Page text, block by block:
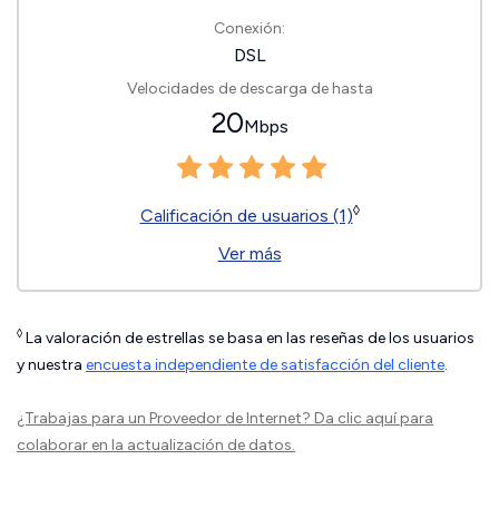
Conexión:
DSL
Velocidades de descarga de hasta
20Mbps
Calificación de usuarios (1)◊
Ver más
◊ La valoración de estrellas se basa en las reseñas de los usuarios
y nuestra encuesta independiente de satisfacción del cliente.
¿Trabajas para un Proveedor de Internet? Da clic aquípara
colaborar en la actualización de datos.